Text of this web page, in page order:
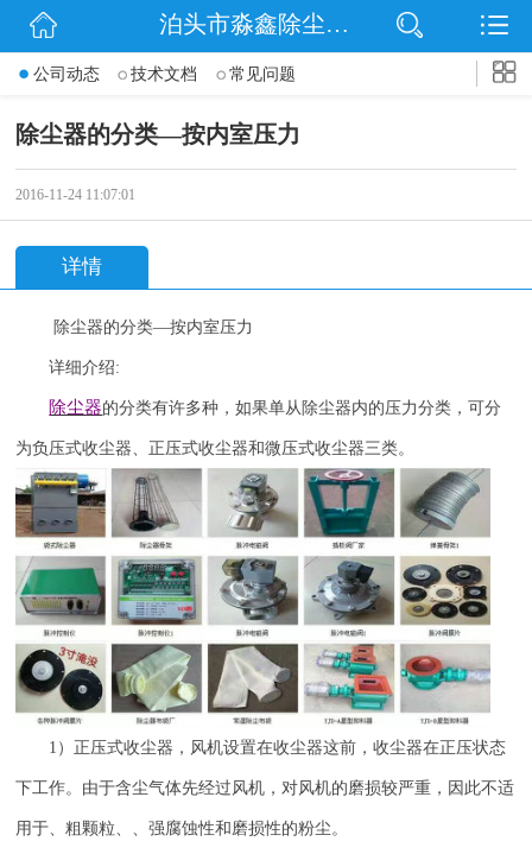
网站首页
泊头市淼鑫除尘配件销售处
公司动态 技术文档 常见问题
除尘器的分类—按内室压力
2016-11-24 11:07:01
详情
除尘器的分类—按内室压力
详细介绍:
除尘器的分类有许多种，如果单从除尘器内的压力分类，可分
为负压式收尘器、正压式收尘器和微压式收尘器三类。
1 ）正压式收尘器，风机设置在收尘器这前，收尘器在正压状态
下工作。由于含尘气体先经过风机，对风机的磨损较严重，因此不适
用于、粗颗粒、、强腐蚀性和磨损性的粉尘。